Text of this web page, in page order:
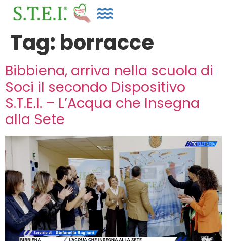
Tag: borracce
Bibbiena, arriva nella scuola di
Soci il secondo Dispositivo
S.T.E.I. – L’Acqua che Insegna
alla Sete